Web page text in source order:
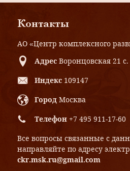
Контакты
АО «Центр комплексного
Адрес Воронцовская 21 с.
Индекс 109147
Город Москва
Телефон +7 495 911-17-60
Все вопросы связанные с
направляйте по адресу
ckr.msk.ru@gmail.com